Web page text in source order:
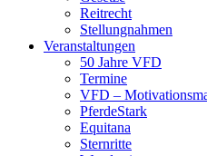
Reitrecht
Stellungnahmen
Veranstaltungen
50 Jahre VFD
Termine
VFD –
PferdeStark
Equitana
Sternritte